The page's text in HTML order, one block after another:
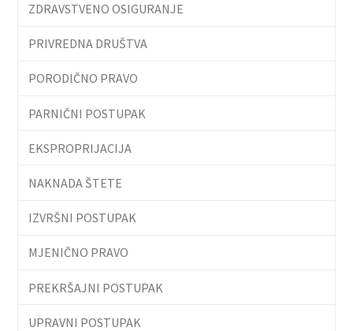
ZDRAVSTVENO OSIGURANJE
PRIVREDNA DRUŠTVA
PORODIČNO PRAVO
PARNIČNI POSTUPAK
EKSPROPRIJACIJA
NAKNADA ŠTETE
IZVRŠNI POSTUPAK
MJENIČNO PRAVO
PREKRŠAJNI POSTUPAK
UPRAVNI POSTUPAK